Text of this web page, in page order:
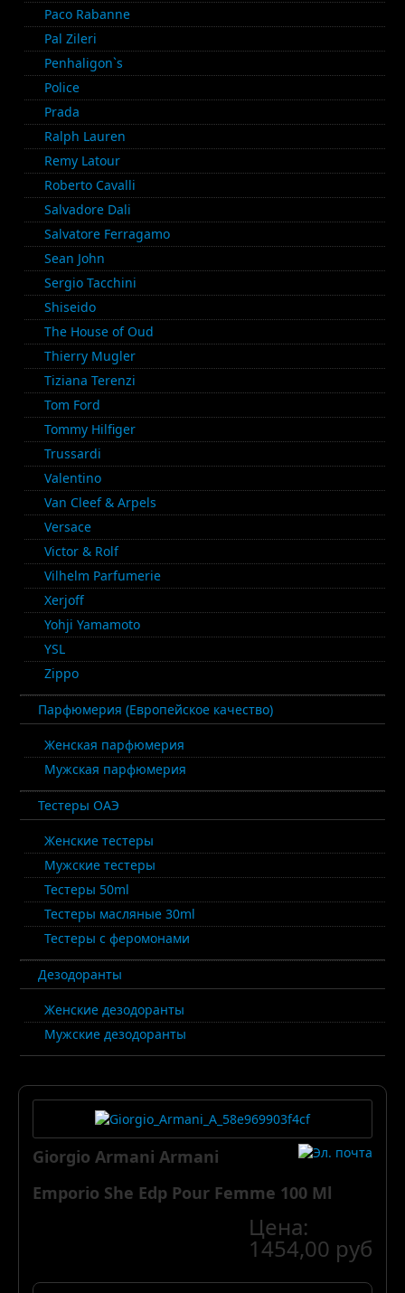
Paco Rabanne
Pal Zileri
Penhaligon`s
Police
Prada
Ralph Lauren
Remy Latour
Roberto Cavalli
Salvadore Dali
Salvatore Ferragamo
Sean John
Sergio Tacchini
Shiseido
The House of Oud
Thierry Mugler
Tiziana Terenzi
Tom Ford
Tommy Hilfiger
Trussardi
Valentino
Van Cleef & Arpels
Versace
Victor & Rolf
Vilhelm Parfumerie
Xerjoff
Yohji Yamamoto
YSL
Zippo
Парфюмерия (Европейское качество)
Женская парфюмерия
Мужская парфюмерия
Тестеры ОАЭ
Женские тестеры
Мужские тестеры
Тестеры 50ml
Тестеры масляные 30ml
Тестеры с феромонами
Дезодоранты
Женские дезодоранты
Мужские дезодоранты
Giorgio Armani Armani
Emporio She Edp Pour Femme 100 Ml
Цена:
1454,00 руб